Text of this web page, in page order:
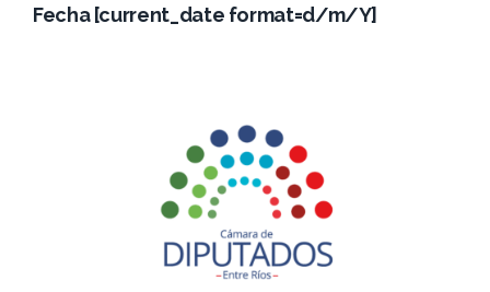
Fecha [current_date format=d/m/Y]